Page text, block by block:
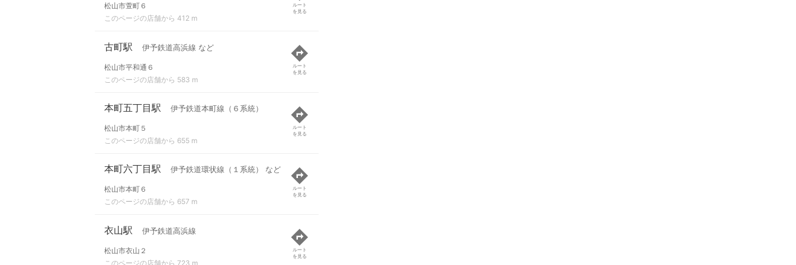
松山市萱町６
このページの店舗から 412 m
ルート
を見る
古町駅 伊予鉄道高浜線 など
松山市平和通６
このページの店舗から 583 m
ルート
を見る
本町五丁目駅 伊予鉄道本町線（６系統）
松山市本町５
このページの店舗から 655 m
ルート
を見る
本町六丁目駅 伊予鉄道環状線（１系統） など
松山市本町６
このページの店舗から 657 m
ルート
を見る
衣山駅 伊予鉄道高浜線
松山市衣山２
このページの店舗から 723 m
ルート
を見る